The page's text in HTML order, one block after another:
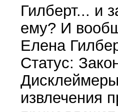
Гилберт... и
ему? И
Елена
Статус:
извлечения